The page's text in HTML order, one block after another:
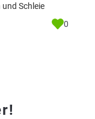
Schleie
0